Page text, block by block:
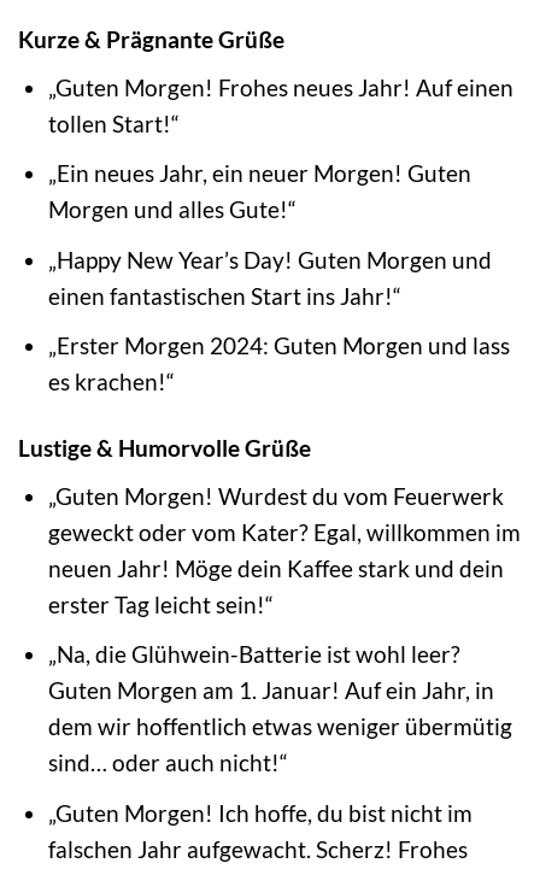
Kurze & Prägnante Grüße
„Guten Morgen! Frohes neues Jahr! Auf einen
tollen Start!“
„Ein neues Jahr, ein neuer Morgen! Guten
Morgen und alles Gute!“
„Happy New Year’s Day! Guten Morgen und
einen fantastischen Start ins Jahr!“
„Erster Morgen 2024: Guten Morgen und lass
es krachen!“
Lustige & Humorvolle Grüße
„Guten Morgen! Wurdest du vom Feuerwerk
geweckt oder vom Kater? Egal, willkommen im
neuen Jahr! Möge dein Kaffee stark und dein
erster Tag leicht sein!“
„Na, die Glühwein-Batterie ist wohl leer?
Guten Morgen am 1. Januar! Auf ein Jahr, in
dem wir hoffentlich etwas weniger übermütig
sind… oder auch nicht!“
„Guten Morgen! Ich hoffe, du bist nicht im
falschen Jahr aufgewacht. Scherz! Frohes